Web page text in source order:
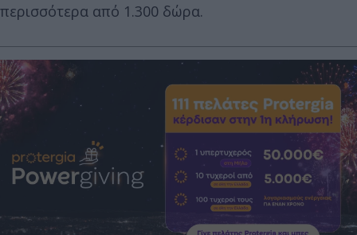
περισσότερα από 1.300 δώρα.